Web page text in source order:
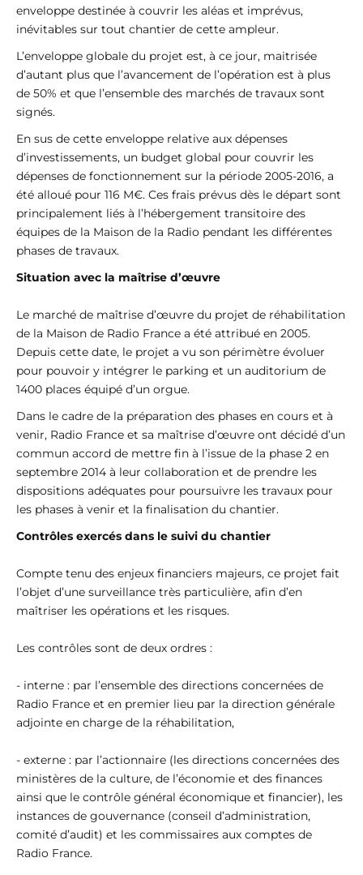
enveloppe destinée à couvrir les aléas et imprévus,
inévitables sur tout chantier de cette ampleur.
L’enveloppe globale du projet est, à ce jour, maitrisée
d’autant plus que l’avancement de l’opération est à plus
de 50% et que l’ensemble des marchés de travaux sont
signés.
En sus de cette enveloppe relative aux dépenses
d’investissements, un budget global pour couvrir les
dépenses de fonctionnement sur la période 2005-2016, a
été alloué pour 116 M€. Ces frais prévus dès le départ sont
principalement liés à l’hébergement transitoire des
équipes de la Maison de la Radio pendant les différentes
phases de travaux.
Situation avec la maîtrise d’œuvre
Le marché de maîtrise d’œuvre du projet de réhabilitation
de la Maison de Radio France a été attribué en 2005.
Depuis cette date, le projet a vu son périmètre évoluer
pour pouvoir y intégrer le parking et un auditorium de
1400 places équipé d’un orgue.
Dans le cadre de la préparation des phases en cours et à
venir, Radio France et sa maîtrise d’œuvre ont décidé d’un
commun accord de mettre fin à l’issue de la phase 2 en
septembre 2014 à leur collaboration et de prendre les
dispositions adéquates pour poursuivre les travaux pour
les phases à venir et la finalisation du chantier.
Contrôles exercés dans le suivi du chantier
Compte tenu des enjeux financiers majeurs, ce projet fait
l’objet d’une surveillance très particulière, afin d’en
maîtriser les opérations et les risques.
Les contrôles sont de deux ordres :
- interne : par l’ensemble des directions concernées de
Radio France et en premier lieu par la direction générale
adjointe en charge de la réhabilitation,
- externe : par l’actionnaire (les directions concernées des
ministères de la culture, de l’économie et des finances
ainsi que le contrôle général économique et financier), les
instances de gouvernance (conseil d’administration,
comité d’audit) et les commissaires aux comptes de
Radio France.